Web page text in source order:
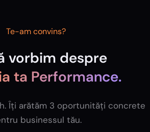
Te-am convins?
vorbim despre
ta Performance.
Îți arătăm 3 oportunități concrete
businessul tău.